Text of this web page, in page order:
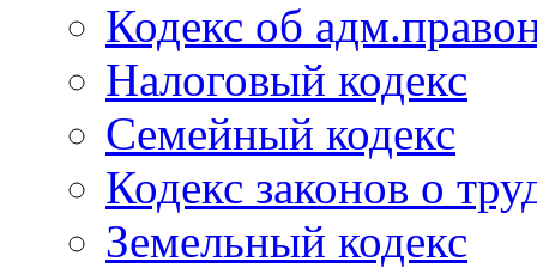
Кодекс об
Налоговый кодекс
Семейный кодекс
Кодекс законов о
Земельный кодекс